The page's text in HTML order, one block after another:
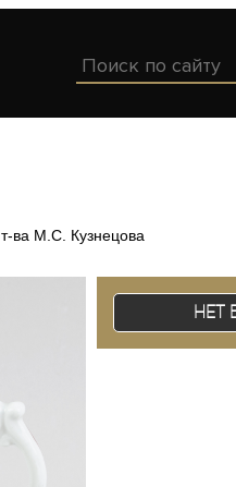
ва М.С. Кузнецова
Нет